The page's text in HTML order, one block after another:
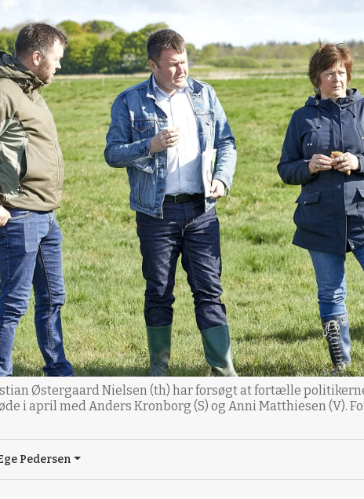
Østergaard Nielsen (th) har forsøgt at fortælle
i april med Anders Kronborg (S) og Anni Matthiesen (V).
Pedersen